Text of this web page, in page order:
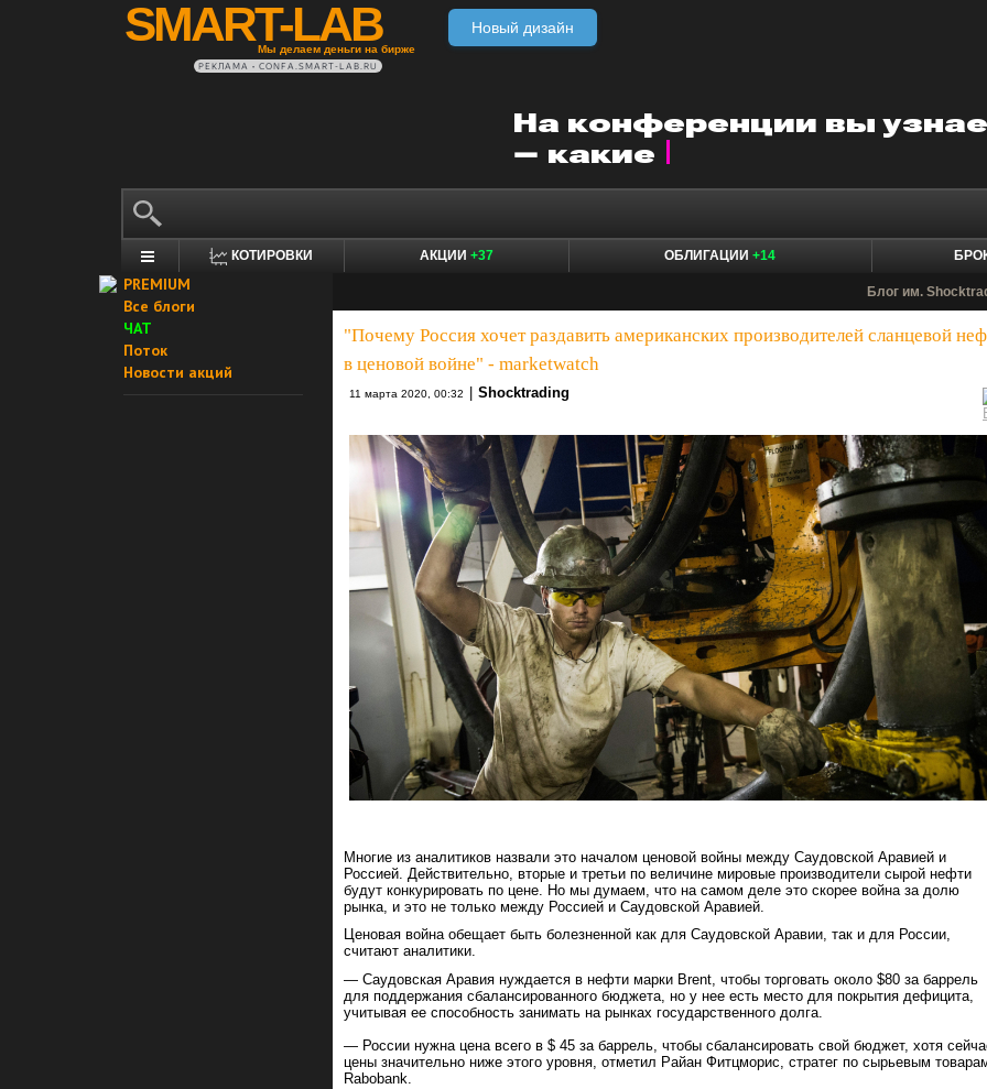
SMART-LAB
Мы делаем деньги на бирже
Новый дизайн
РЕКЛАМА • CONFA.SMART-LAB.RU
КОТИРОВКИ АКЦИИ +37 ОБЛИГАЦИИ +14
PREMIUM
Все блоги
ЧАТ
Поток
Новости акций
Блог им.
"Почему Россия хочет раздавить американских производителей сланцевой
в ценовой войне" - marketwatch
11 марта 2020, 00:32 Shocktrading
Многие из аналитиков назвали это началом ценовой войны между Саудовской Аравией и
Россией. Действительно, вторые и третьи по величине мировые производители сырой нефти
будут конкурировать по цене. Но мы думаем, что на самом деле это скорее война за долю
рынка, и это не только между Россией и Саудовской Аравией.
Ценовая война обещает быть болезненной как для Саудовской Аравии, так и для России,
считают аналитики.
— Саудовская Аравия нуждается в нефти марки Brent, чтобы торговать около $80 за баррель
для поддержания сбалансированного бюджета, но у нее есть место для покрытия дефицита,
учитывая ее способность занимать на рынках государственного долга.
— России нужна цена всего в $ 45 за баррель, чтобы сбалансировать свой бюджет, хотя
цены значительно ниже этого уровня, отметил Райан Фитцморис, стратег по сырьевым
Rabobank.